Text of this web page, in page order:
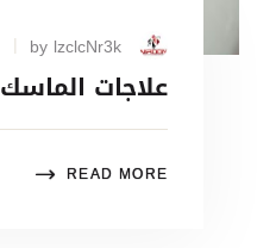
علاجات الماسك
READ MORE